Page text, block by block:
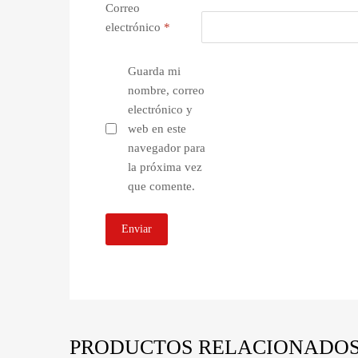
Correo
electrónico *
Guarda mi
nombre, correo
electrónico y
web en este
navegador para
la próxima vez
que comente.
PRODUCTOS